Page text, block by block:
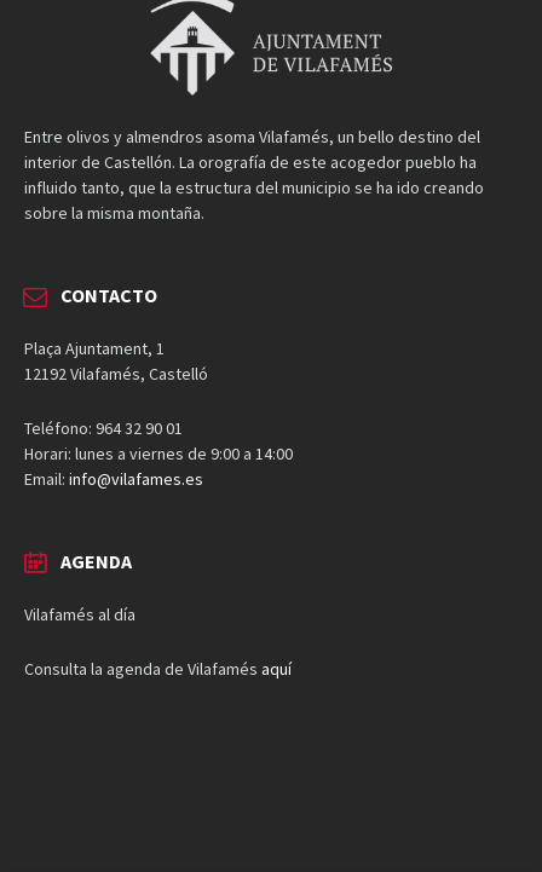
Entre olivos y almendros asoma Vilafamés, un bello destino del
interior de Castellón. La orografía de este acogedor pueblo ha
influido tanto, que la estructura del municipio se ha ido creando
sobre la misma montaña.
CONTACTO
Plaça Ajuntament, 1
12192 Vilafamés, Castelló
Teléfono: 964 32 90 01
Horari: lunes a viernes de 9:00 a 14:00
Email: info@vilafames.es
AGENDA
Vilafamés al día
Consulta la agenda de Vilafamés aquí